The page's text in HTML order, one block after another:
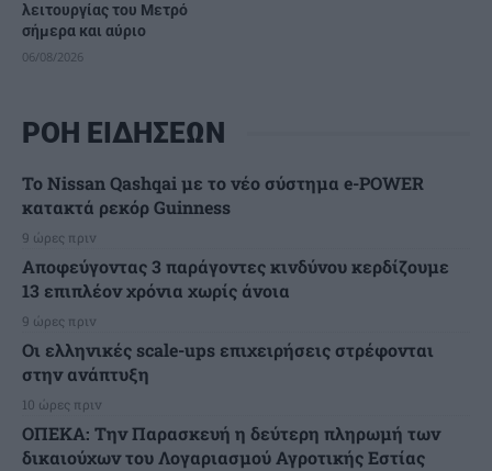
λειτουργίας του Μετρό
σήμερα και αύριο
06/08/2026
ΡΟΗ ΕΙΔΗΣΕΩΝ
Το Nissan Qashqai με το νέο σύστημα e-POWER
κατακτά ρεκόρ Guinness
9 ώρες πριν
Αποφεύγοντας 3 παράγοντες κινδύνου κερδίζουμε
13 επιπλέον χρόνια χωρίς άνοια
9 ώρες πριν
Οι ελληνικές scale-ups επιχειρήσεις στρέφονται
στην ανάπτυξη
10 ώρες πριν
ΟΠΕΚΑ: Την Παρασκευή η δεύτερη πληρωμή των
δικαιούχων του Λογαριασμού Αγροτικής Εστίας